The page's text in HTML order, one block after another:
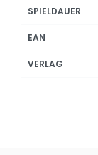
SPIELDAUER
EAN
VERLAG